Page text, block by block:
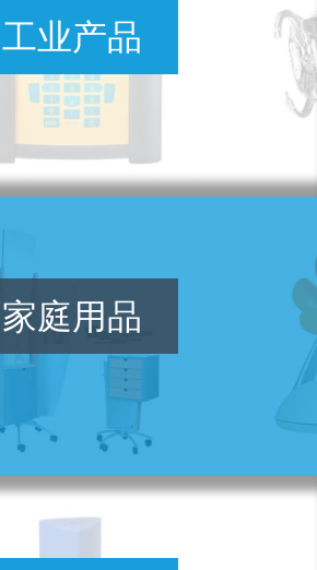
工业产品
家庭用品